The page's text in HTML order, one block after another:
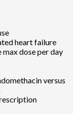
heart failure
dose per day
versus